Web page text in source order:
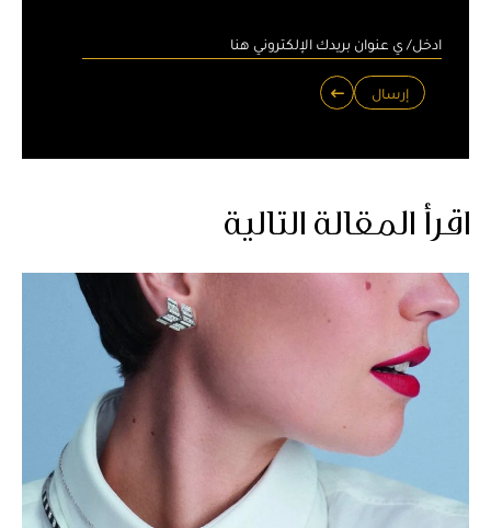
إرسال
اقرأ المقالة التالية